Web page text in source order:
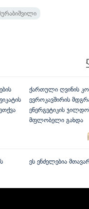
ქართული ღვინის
ევროკავშირის
ენერგეტიკის
მფლობელი გახდა
ეს ენძელებია